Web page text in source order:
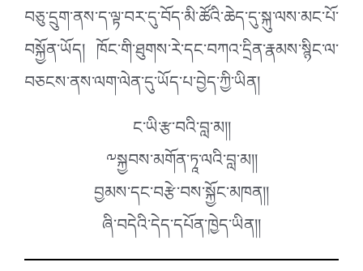
བཅུ་དྲུག་ནས་ད་ལྟ་བར་དུ་བོད་མི་ཚོའི་ཆེད་དུ་སྐུ་ལས་མང་པོ་
བསྐྱོན་ཡོད། ཁོང་གི་ཐུགས་རེ་དང་བཀའ་དྲིན་རྣམས་སྙིང་ལ་
བཅངས་ནས་ལག་ལེན་དུ་ཡོད་པ་བྱེད་ཀྱི་ཡིན།
ང་ཡི་རྩ་བའི་བླ་མ།།
༸སྐྱབས་མགོན་ཏཱ་ལའི་བླ་མ།།
བྱམས་དང་བརྩེ་བས་སྐྱོང་མཁན།།
ཞི་བདེའི་དེད་དཔོན་ཁྱེད་ཡིན།།